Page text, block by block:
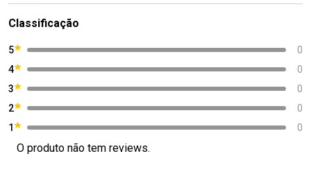
Classificação
5
0
4
0
3
0
2
0
1
0
O produto não tem reviews.